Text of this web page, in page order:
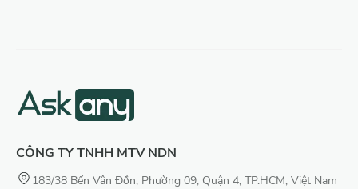
CÔNG TY TNHH MTV NDN
183/38 Bến Vân Đồn, Phường 09, Quận 4, TP.HCM, Việt Nam